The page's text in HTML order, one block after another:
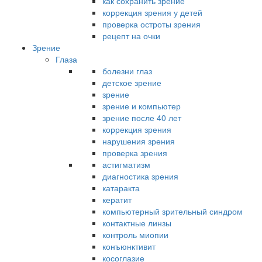
коррекция зрения у детей
проверка остроты зрения
рецепт на очки
Зрение
Глаза
болезни глаз
детское зрение
зрение
зрение и компьютер
зрение после 40 лет
коррекция зрения
нарушения зрения
проверка зрения
астигматизм
диагностика зрения
катаракта
кератит
компьютерный зрительный синдром
контактные линзы
контроль миопии
конъюнктивит
косоглазие